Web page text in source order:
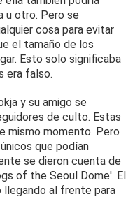
u otro. Pero se
cosa para evitar
el tamaño de los
Esto solo significaba
era falso.
y su amigo se
de culto. Estas
mismo momento. Pero
que podían
se dieron cuenta de
of the Seoul Dome'. El
al frente para